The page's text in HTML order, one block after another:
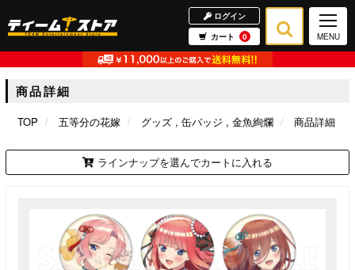
ログイン
カート
0 MENU
商品詳細
TOP 五等分の花嫁 グッズ 缶バッジ 金魚絢爛 商品詳細
ラインナップを選んでカートに入れる